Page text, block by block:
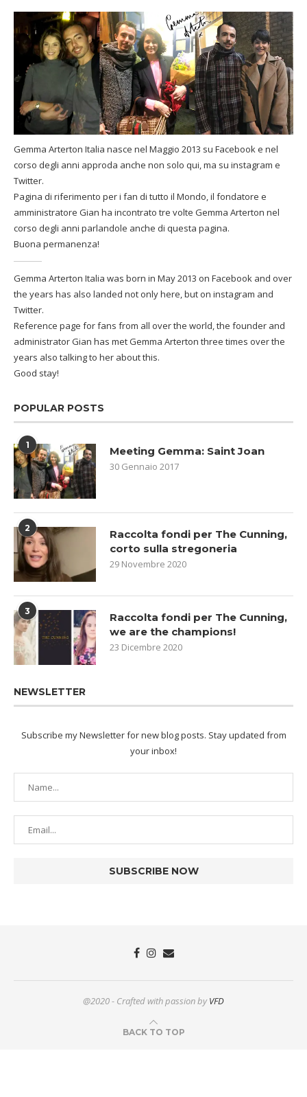
Gemma Arterton Italia nasce nel Maggio 2013 su Facebook e nel
corso degli anni approda anche non solo qui, ma su instagram e
Twitter.
Pagina di riferimento per i fan di tutto il Mondo, il fondatore e
amministratore Gian ha incontrato tre volte Gemma Arterton nel
corso degli anni parlandole anche di questa pagina.
Buona permanenza!
Gemma Arterton Italia was born in May 2013 on Facebook and over
the years has also landed not only here, but on instagram and
Twitter.
Reference page for fans from all over the world, the founder and
administrator Gian has met Gemma Arterton three times over the
years also talking to her about this.
Good stay!
POPULAR POSTS
1 Meeting Gemma: Saint Joan
30 Gennaio 2017
2
Raccolta fondi per The Cunning,
corto sulla stregoneria
29 Novembre 2020
3
Raccolta fondi per The Cunning,
we are the champions!
23 Dicembre 2020
NEWSLETTER
Subscribe my Newsletter for new blog posts. Stay updated from
your inbox!
@2020 - Crafted with passion byVFD
BACK TO TOP